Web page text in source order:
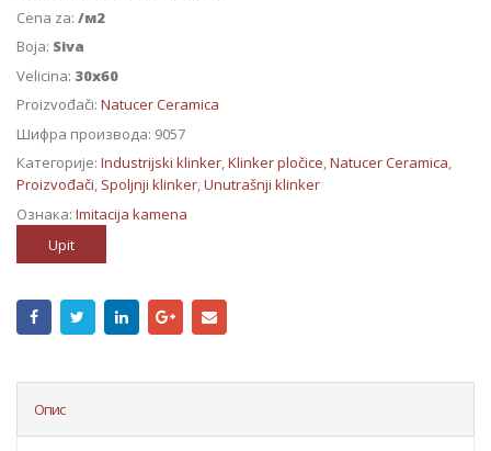
Cena za: /м2
Boja: Siva
Velicina: 30x60
Proizvođači: Natucer Ceramica
Шифра производа: 9057
Категорије: Industrijski klinker,Klinker pločice,Natucer Ceramica,
Proizvođači, Spoljnji klinker,Unutrašnji klinker
Ознака: Imitacija kamena
Upit
Опис